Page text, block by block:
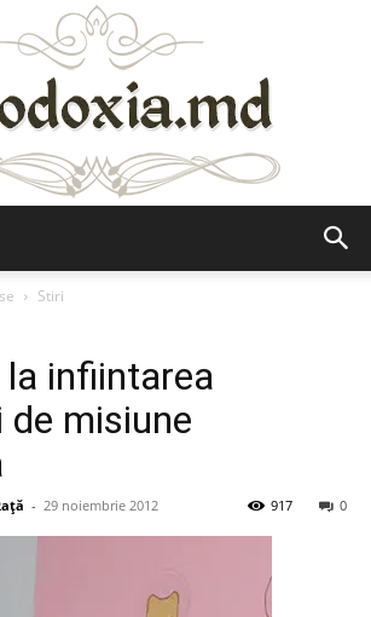
Stiri
la infiintarea
de misiune
- 29 noiembrie 2012 0
917